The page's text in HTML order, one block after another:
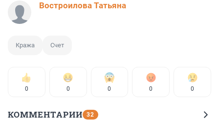
Востроилова Татьяна
Кража Счет
0 0 0 0 0
КОММЕНТАРИИ 32